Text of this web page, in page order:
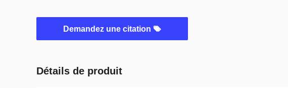
Demandez une citation
Détails de produit